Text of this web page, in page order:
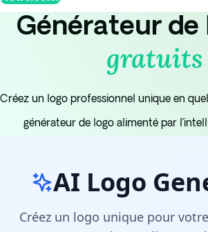
Générateur de
gratuits
Créez un logo professionnel unique en
générateur de logo alimenté par